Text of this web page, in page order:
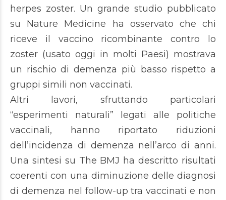
herpes zoster. Un grande studio pubblicato
su Nature Medicine ha osservato che chi
riceve il vaccino ricombinante contro lo
zoster (usato oggi in molti Paesi) mostrava
un rischio di demenza più basso rispetto a
gruppi simili non vaccinati.
Altri lavori, sfruttando particolari
“esperimenti naturali” legati alle politiche
vaccinali, hanno riportato riduzioni
dell’incidenza di demenza nell’arco di anni.
Una sintesi su The BMJ ha descritto risultati
coerenti con una diminuzione delle diagnosi
di demenza nel follow-up tra vaccinati e non